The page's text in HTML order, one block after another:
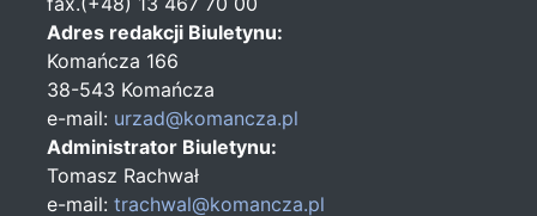
Adres redakcji Biuletynu:
Komańcza 166
38-543 Komańcza
e-mail: urzad@komancza.pl
Administrator Biuletynu:
Tomasz Rachwał
e-mail: trachwal@komancza.pl